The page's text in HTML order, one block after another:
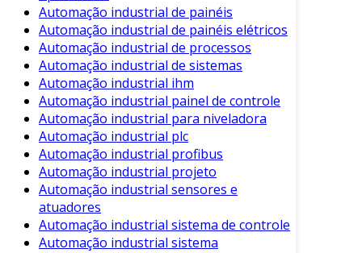
Redução de Custos: A automação reduz a
necessidade de mão de obra e minimiza
erros, resultando em economia financeira.
Melhor Qualidade do Produto
precisão das máquinas garante produtos
mais consistentes e de melhor qualidade.
Melhoria na Segurança : A automação
pode substituir operações perigosas,
reduzindo o risco de acidentes.
Facilidade de Escalabilidade
automatizados podem ser facilmente
ajustados à medida que a demanda
Automação industrial de painéis
Automação industrial de painéis elétricos
Automação industrial de processos
Automação industrial de sistemas
Automação industrial ihm
Automação industrial painel de controle
Automação industrial para niveladora
Automação industrial plc
Automação industrial profibus
Automação industrial projeto
Automação industrial sensores e
atuadores
Automação industrial sistema de controle
Automação industrial sistema